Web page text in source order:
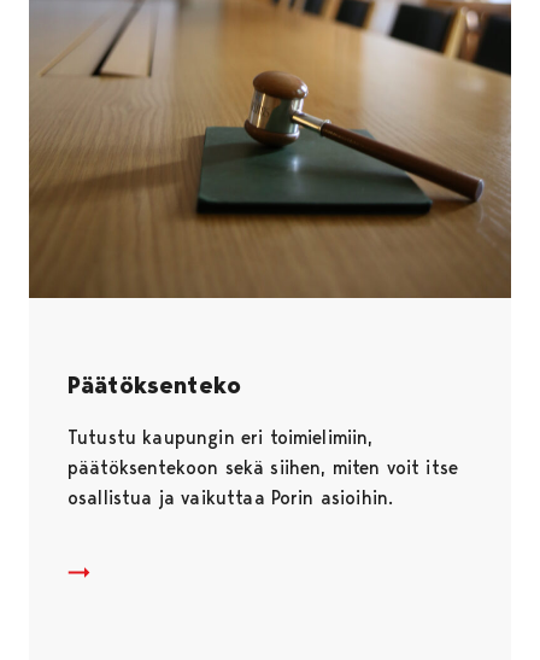
Päätöksenteko
Tutustu kaupungin eri toimielimiin,
päätöksentekoon sekä siihen, miten voit itse
osallistua ja vaikuttaa Porin asioihin.
Päätöksenteko